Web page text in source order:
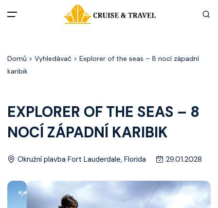
Akční nabídky
Zážitky z plaveb
Články
Domů > Vyhledávač > Explorer of the seas – 8 nocí západní
karibik
EXPLORER OF THE SEAS – 8
NOCÍ ZÁPADNÍ KARIBIK
Okružní plavba Fort Lauderdale, Florida 29.01.2028